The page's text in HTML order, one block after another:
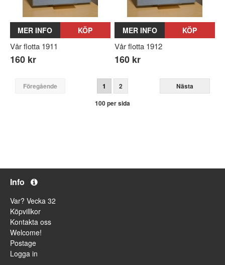
MER INFO KÖP
Vår flotta 1911
160 kr
MER INFO KÖP
Vår flotta 1912
160 kr
Föregående 1 2
Nästa
100 per sida
Info
Var? Vecka 32
Köpvillkor
Kontakta oss
Welcome!
Postage
Logga in